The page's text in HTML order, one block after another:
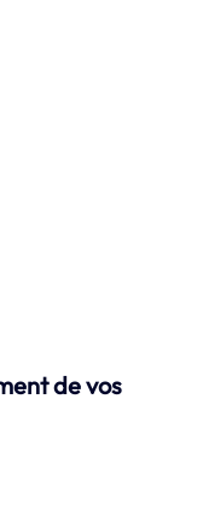
de vos